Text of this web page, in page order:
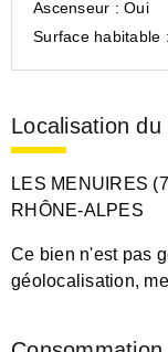
Ascenseur : Oui
Surface habitable :
Localisation du
LES MENUIRES
RHÔNE-ALPES
Ce bien n'est pas
géolocalisation,